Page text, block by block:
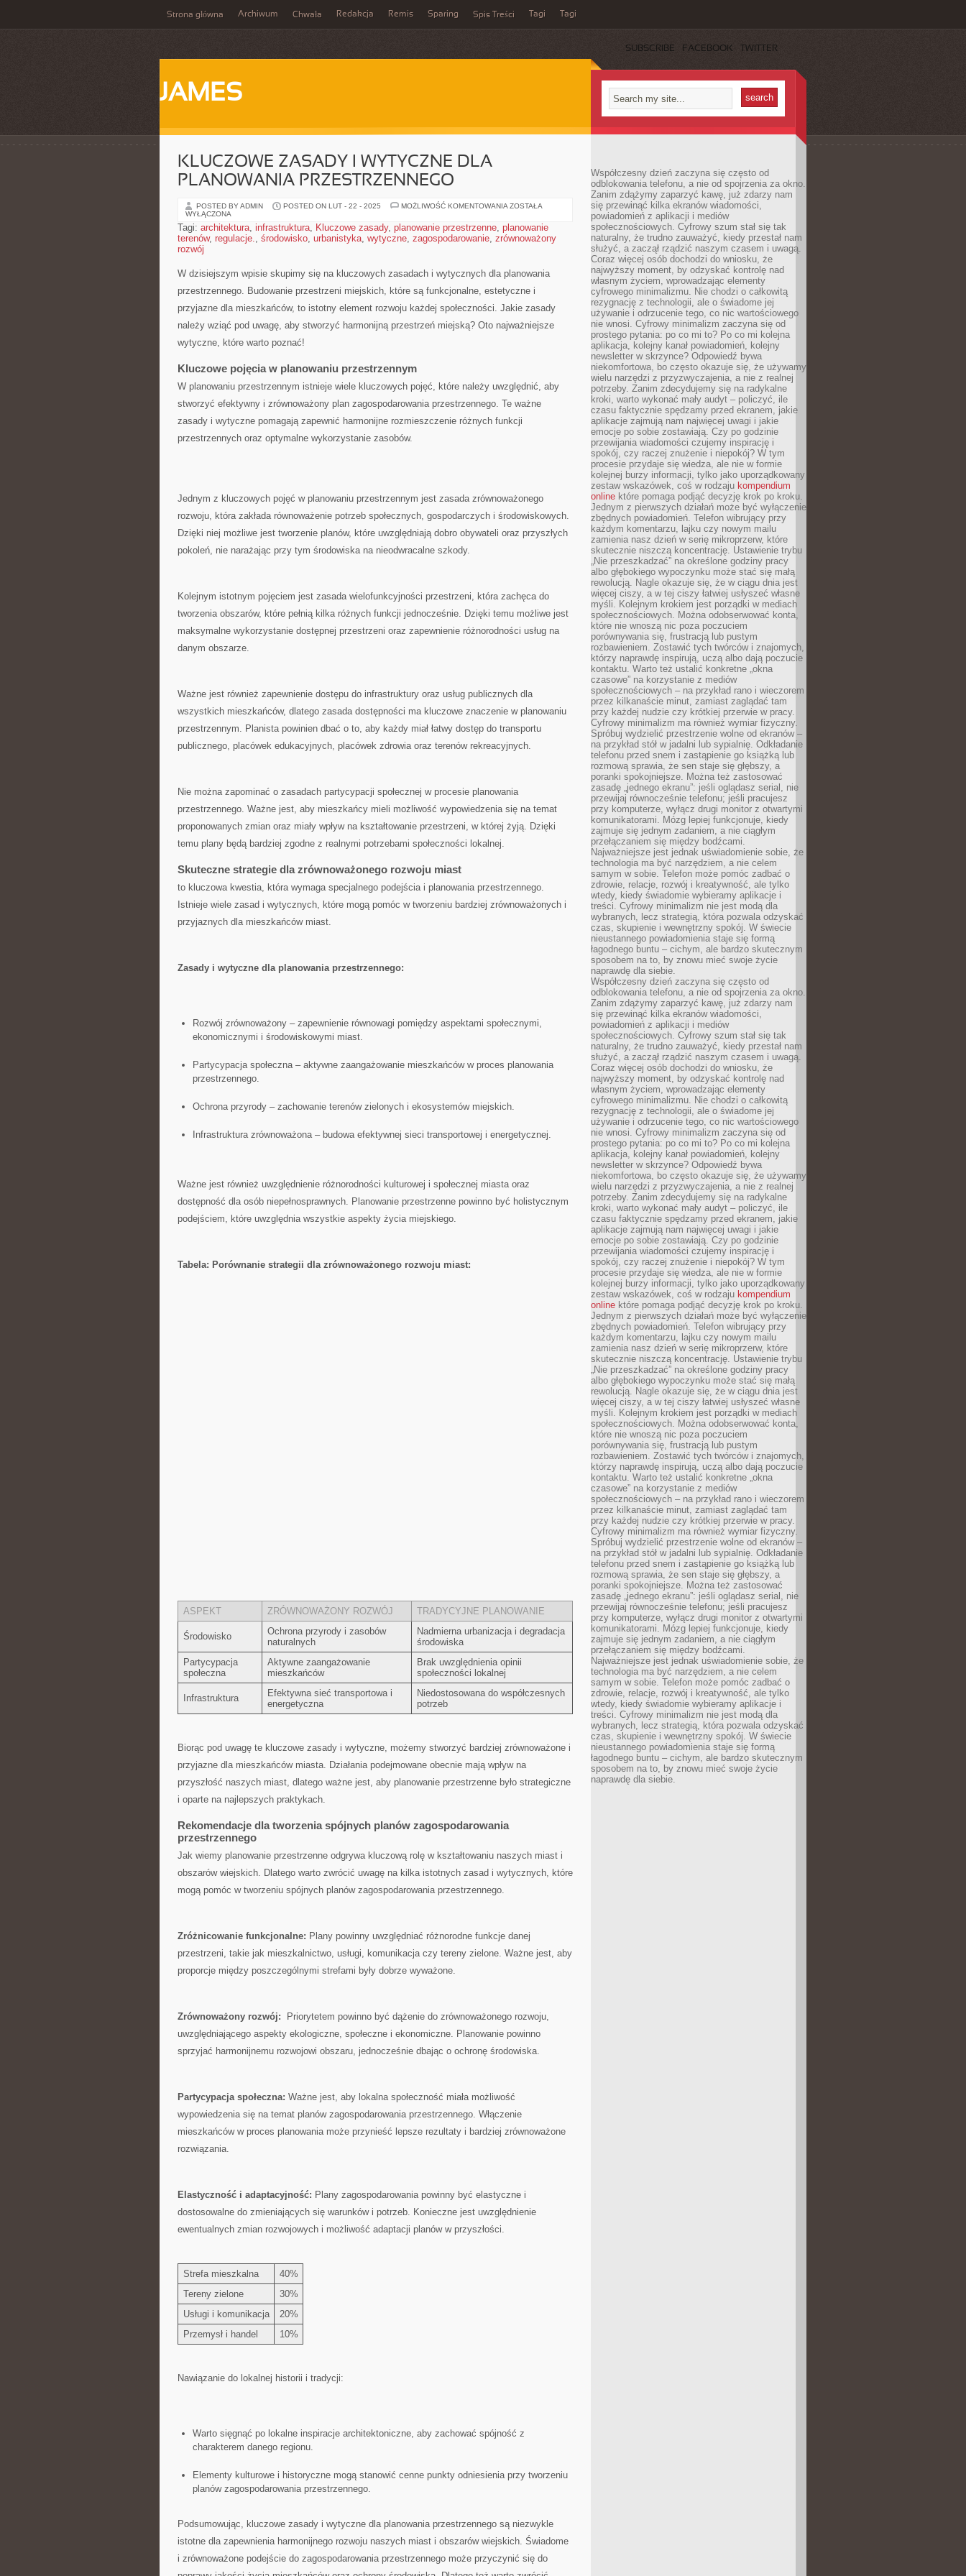
Strona główna Archiwum Chwała Redakcja Remis Sparing Spis Treści Tagi Tagi
SUBSCRIBE FACEBOOK TWITTER
JAMES
KLUCZOWE ZASADY I WYTYCZNE DLA
PLANOWANIA PRZESTRZENNEGO
POSTED BY ADMIN POSTED ON LUT - 22 - 2025 MOŻLIWOŚĆ KOMENTOWANIA KLUCZOWE
WYTYCZNE
DLA
PLANOWANIA
ZOSTAŁA
WYŁĄCZONA
Tagi: architektura, infrastruktura, Kluczowe zasady, planowanie przestrzenne, planowanie
terenów, regulacje., środowisko, urbanistyka, wytyczne, zagospodarowanie, zrównoważony
rozwój
W dzisiejszym wpisie skupimy się na kluczowych zasadach i wytycznych dla planowania
przestrzennego. Budowanie przestrzeni‌ miejskich, które ⁤są⁣ funkcjonalne, estetyczne i
przyjazne dla mieszkańców, to istotny element rozwoju każdej społeczności. Jakie zasady⁤
należy wziąć pod uwagę,‍ aby‌ stworzyć harmonijną przestrzeń miejską? Oto ⁢najważniejsze
wytyczne, które warto ⁤poznać!
Kluczowe pojęcia w ​planowaniu przestrzennym
W planowaniu przestrzennym istnieje wiele kluczowych pojęć, które należy uwzględnić, aby
stworzyć efektywny i zrównoważony plan zagospodarowania przestrzennego. Te ⁤ważne‌
zasady ⁤i wytyczne pomagają ​zapewnić harmonijne ‌rozmieszczenie różnych‍ funkcji
przestrzennych oraz ⁣optymalne wykorzystanie zasobów.
Jednym z kluczowych pojęć w planowaniu przestrzennym jest zasada zrównoważonego‌
rozwoju, ‌która ‍zakłada równoważenie potrzeb społecznych, gospodarczych i środowiskowych.
Dzięki niej⁢ możliwe jest tworzenie planów, które uwzględniają‍ dobro obywateli oraz przyszłych
pokoleń, nie⁣ narażając przy⁢ tym środowiska ⁤na nieodwracalne szkody.
Kolejnym ‌istotnym pojęciem jest‍ zasada wielofunkcyjności przestrzeni, ⁤która zachęca do
tworzenia ‍obszarów, które ​pełnią kilka różnych funkcji ⁣jednocześnie.‍ Dzięki‍ temu możliwe jest
maksymalne wykorzystanie ‌dostępnej przestrzeni oraz⁢ zapewnienie różnorodności ⁢usług na
‍danym obszarze.
Ważne⁤ jest również zapewnienie dostępu do infrastruktury ‌oraz ​usług ‌publicznych dla
wszystkich mieszkańców, dlatego zasada dostępności‌ ma kluczowe znaczenie w planowaniu
przestrzennym. Planista powinien dbać o ⁤to, aby ‍każdy miał łatwy dostęp do transportu⁣
publicznego,⁤ placówek edukacyjnych, placówek zdrowia oraz​ terenów​ rekreacyjnych.
Nie można zapominać o zasadach partycypacji społecznej w procesie planowania
przestrzennego. Ważne jest, ‌aby mieszkańcy mieli możliwość‍ wypowiedzenia się na temat
proponowanych⁣ zmian oraz⁤ miały ​wpływ na kształtowanie ⁣przestrzeni, w której żyją. Dzięki
temu plany ​będą‌ bardziej​ zgodne z realnymi ⁤potrzebami społeczności lokalnej.
Skuteczne strategie dla zrównoważonego ⁤rozwoju miast
to kluczowa kwestia, która wymaga​ specjalnego podejścia i planowania⁣ przestrzennego.
Istnieje wiele zasad ​i wytycznych, które ⁣mogą ⁣pomóc ⁣w‍ tworzeniu bardziej zrównoważonych i
przyjaznych dla mieszkańców miast.
Zasady i wytyczne dla planowania⁢ przestrzennego:
Rozwój zrównoważony – zapewnienie równowagi pomiędzy aspektami ‌społecznymi,
ekonomicznymi i środowiskowymi⁣ miast.
Partycypacja społeczna⁣ – ⁤aktywne zaangażowanie mieszkańców⁤ w proces planowania
przestrzennego.
Ochrona przyrody – zachowanie terenów zielonych i ‍ekosystemów miejskich.
Infrastruktura ​zrównoważona – budowa efektywnej ⁤sieci transportowej i ⁣energetycznej.
Ważne jest również ​uwzględnienie różnorodności kulturowej i ‍społecznej miasta oraz
dostępność dla osób niepełnosprawnych. Planowanie przestrzenne powinno być holistycznym
podejściem, które uwzględnia wszystkie⁢ aspekty życia miejskiego.
Tabela: Porównanie strategii dla ​zrównoważonego rozwoju miast:
ASPEKT ZRÓWNOWAŻONY ROZWÓJ TRADYCYJNE PLANOWANIE
Środowisko
Ochrona przyrody ⁣i⁣ zasobów
naturalnych
Nadmierna urbanizacja i degradacja
środowiska
Partycypacja
społeczna
Aktywne zaangażowanie
mieszkańców
Brak‌ uwzględnienia opinii ​
społeczności lokalnej
Infrastruktura
Efektywna sieć transportowa i
energetyczna
Niedostosowana do ⁤współczesnych
potrzeb
Biorąc ‍pod ​uwagę te kluczowe zasady i‍ wytyczne, możemy stworzyć ‌bardziej zrównoważone i
przyjazne dla mieszkańców miasta. Działania podejmowane ⁣obecnie ​mają wpływ na
przyszłość naszych miast, dlatego ⁢ważne jest, aby‌ planowanie przestrzenne ⁣było ⁤strategiczne
i oparte na najlepszych praktykach.
Rekomendacje dla tworzenia spójnych planów zagospodarowania
przestrzennego
Jak‌ wiemy⁢ planowanie‌ przestrzenne odgrywa kluczową rolę⁣ w kształtowaniu naszych miast i
obszarów⁤ wiejskich. ⁣Dlatego warto zwrócić ‍uwagę na kilka istotnych zasad i‍ wytycznych, które
mogą pomóc w tworzeniu spójnych⁣ planów zagospodarowania ⁣przestrzennego.
Zróżnicowanie funkcjonalne: Plany powinny‌ uwzględniać różnorodne funkcje danej
przestrzeni, takie​ jak mieszkalnictwo, usługi, komunikacja czy tereny zielone. Ważne ⁣jest, aby
proporcje między​ poszczególnymi strefami były‌ dobrze wyważone.
Zrównoważony rozwój: ⁣ Priorytetem powinno być⁤ dążenie ‍do zrównoważonego rozwoju,
⁤uwzględniającego aspekty ekologiczne, społeczne i ekonomiczne. Planowanie⁤ powinno
‍sprzyjać harmonijnemu rozwojowi obszaru, jednocześnie dbając o ochronę środowiska.
Partycypacja ⁤społeczna: Ważne ‍jest, aby lokalna społeczność ⁤miała⁤ możliwość
wypowiedzenia się na‌ temat planów zagospodarowania przestrzennego. ⁤Włączenie
‌mieszkańców w proces planowania ⁤może⁣ przynieść lepsze rezultaty i bardziej‍ zrównoważone⁤
rozwiązania.
Elastyczność i adaptacyjność: Plany zagospodarowania powinny ​być elastyczne i
dostosowalne do zmieniających się warunków i potrzeb. Konieczne jest uwzględnienie
ewentualnych zmian rozwojowych i możliwość adaptacji planów⁢ w przyszłości.
Strefa mieszkalna
40%
Tereny zielone
30%
Usługi i ‍komunikacja
20%
Przemysł i handel
10%
Nawiązanie do⁤ lokalnej historii ⁢i tradycji:
Warto sięgnąć po lokalne inspiracje‍ architektoniczne, aby zachować ⁤spójność z​
charakterem ‍danego regionu.
Elementy kulturowe i historyczne mogą stanowić cenne​ punkty ​odniesienia przy tworzeniu
planów⁣ zagospodarowania przestrzennego.
Podsumowując, kluczowe zasady⁣ i wytyczne dla planowania przestrzennego są niezwykle
⁤istotne dla zapewnienia harmonijnego rozwoju naszych miast i obszarów wiejskich. Świadome
i zrównoważone podejście do zagospodarowania przestrzennego może ‌przyczynić się do
Współczesny dzień zaczyna się często od
odblokowania telefonu, a nie od spojrzenia za okno.
Zanim zdążymy zaparzyć kawę, już zdarzy nam
się przewinąć kilka ekranów wiadomości,
powiadomień z aplikacji i mediów
społecznościowych. Cyfrowy szum stał się tak
naturalny, że trudno zauważyć, kiedy przestał nam
służyć, a zaczął rządzić naszym czasem i uwagą.
Coraz więcej osób dochodzi do wniosku, że
najwyższy moment, by odzyskać kontrolę nad
własnym życiem, wprowadzając elementy
cyfrowego minimalizmu. Nie chodzi o całkowitą
rezygnację z technologii, ale o świadome jej
używanie i odrzucenie tego, co nic wartościowego
nie wnosi. Cyfrowy minimalizm zaczyna się od
prostego pytania: po co mi to? Po co mi kolejna
aplikacja, kolejny kanał powiadomień, kolejny
newsletter w skrzynce? Odpowiedź bywa
niekomfortowa, bo często okazuje się, że używamy
wielu narzędzi z przyzwyczajenia, a nie z realnej
potrzeby. Zanim zdecydujemy się na radykalne
kroki, warto wykonać mały audyt – policzyć, ile
czasu faktycznie spędzamy przed ekranem, jakie
aplikacje zajmują nam najwięcej uwagi i jakie
emocje po sobie zostawiają. Czy po godzinie
przewijania wiadomości czujemy inspirację i
spokój, czy raczej znużenie i niepokój? W tym
procesie przydaje się wiedza, ale nie w formie
kolejnej burzy informacji, tylko jako uporządkowany
zestaw wskazówek, coś w rodzaju kompendium
online które pomaga podjąć decyzję krok po kroku.
Jednym z pierwszych działań może być wyłączenie
zbędnych powiadomień. Telefon wibrujący przy
każdym komentarzu, lajku czy nowym mailu
zamienia nasz dzień w serię mikroprzerw, które
skutecznie niszczą koncentrację. Ustawienie trybu
„Nie przeszkadzać” na określone godziny pracy
albo głębokiego wypoczynku może stać się małą
rewolucją. Nagle okazuje się, że w ciągu dnia jest
więcej ciszy, a w tej ciszy łatwiej usłyszeć własne
myśli. Kolejnym krokiem jest porządki w mediach
społecznościowych. Można odobserwować konta,
które nie wnoszą nic poza poczuciem
porównywania się, frustracją lub pustym
rozbawieniem. Zostawić tych twórców i znajomych,
którzy naprawdę inspirują, uczą albo dają poczucie
kontaktu. Warto też ustalić konkretne „okna
czasowe” na korzystanie z mediów
społecznościowych – na przykład rano i wieczorem
przez kilkanaście minut, zamiast zaglądać tam
przy każdej nudzie czy krótkiej przerwie w pracy.
Cyfrowy minimalizm ma również wymiar fizyczny.
Spróbuj wydzielić przestrzenie wolne od ekranów –
na przykład stół w jadalni lub sypialnię. Odkładanie
telefonu przed snem i zastąpienie go książką lub
rozmową sprawia, że sen staje się głębszy, a
poranki spokojniejsze. Można też zastosować
zasadę „jednego ekranu”: jeśli oglądasz serial, nie
przewijaj równocześnie telefonu; jeśli pracujesz
przy komputerze, wyłącz drugi monitor z otwartymi
komunikatorami. Mózg lepiej funkcjonuje, kiedy
zajmuje się jednym zadaniem, a nie ciągłym
przełączaniem się między bodźcami.
Najważniejsze jest jednak uświadomienie sobie, że
technologia ma być narzędziem, a nie celem
samym w sobie. Telefon może pomóc zadbać o
zdrowie, relacje, rozwój i kreatywność, ale tylko
wtedy, kiedy świadomie wybieramy aplikacje i
treści. Cyfrowy minimalizm nie jest modą dla
wybranych, lecz strategią, która pozwala odzyskać
czas, skupienie i wewnętrzny spokój. W świecie
nieustannego powiadomienia staje się formą
łagodnego buntu – cichym, ale bardzo skutecznym
sposobem na to, by znowu mieć swoje życie
naprawdę dla siebie.
Współczesny dzień zaczyna się często od
odblokowania telefonu, a nie od spojrzenia za okno.
Zanim zdążymy zaparzyć kawę, już zdarzy nam
się przewinąć kilka ekranów wiadomości,
powiadomień z aplikacji i mediów
społecznościowych. Cyfrowy szum stał się tak
naturalny, że trudno zauważyć, kiedy przestał nam
służyć, a zaczął rządzić naszym czasem i uwagą.
Coraz więcej osób dochodzi do wniosku, że
najwyższy moment, by odzyskać kontrolę nad
własnym życiem, wprowadzając elementy
cyfrowego minimalizmu. Nie chodzi o całkowitą
rezygnację z technologii, ale o świadome jej
używanie i odrzucenie tego, co nic wartościowego
nie wnosi. Cyfrowy minimalizm zaczyna się od
prostego pytania: po co mi to? Po co mi kolejna
aplikacja, kolejny kanał powiadomień, kolejny
newsletter w skrzynce? Odpowiedź bywa
niekomfortowa, bo często okazuje się, że używamy
wielu narzędzi z przyzwyczajenia, a nie z realnej
potrzeby. Zanim zdecydujemy się na radykalne
kroki, warto wykonać mały audyt – policzyć, ile
czasu faktycznie spędzamy przed ekranem, jakie
aplikacje zajmują nam najwięcej uwagi i jakie
emocje po sobie zostawiają. Czy po godzinie
przewijania wiadomości czujemy inspirację i
spokój, czy raczej znużenie i niepokój? W tym
procesie przydaje się wiedza, ale nie w formie
kolejnej burzy informacji, tylko jako uporządkowany
zestaw wskazówek, coś w rodzaju kompendium
online które pomaga podjąć decyzję krok po kroku.
Jednym z pierwszych działań może być wyłączenie
zbędnych powiadomień. Telefon wibrujący przy
każdym komentarzu, lajku czy nowym mailu
zamienia nasz dzień w serię mikroprzerw, które
skutecznie niszczą koncentrację. Ustawienie trybu
„Nie przeszkadzać” na określone godziny pracy
albo głębokiego wypoczynku może stać się małą
rewolucją. Nagle okazuje się, że w ciągu dnia jest
więcej ciszy, a w tej ciszy łatwiej usłyszeć własne
myśli. Kolejnym krokiem jest porządki w mediach
społecznościowych. Można odobserwować konta,
które nie wnoszą nic poza poczuciem
porównywania się, frustracją lub pustym
rozbawieniem. Zostawić tych twórców i znajomych,
którzy naprawdę inspirują, uczą albo dają poczucie
kontaktu. Warto też ustalić konkretne „okna
czasowe” na korzystanie z mediów
społecznościowych – na przykład rano i wieczorem
przez kilkanaście minut, zamiast zaglądać tam
przy każdej nudzie czy krótkiej przerwie w pracy.
Cyfrowy minimalizm ma również wymiar fizyczny.
Spróbuj wydzielić przestrzenie wolne od ekranów –
na przykład stół w jadalni lub sypialnię. Odkładanie
telefonu przed snem i zastąpienie go książką lub
rozmową sprawia, że sen staje się głębszy, a
poranki spokojniejsze. Można też zastosować
zasadę „jednego ekranu”: jeśli oglądasz serial, nie
przewijaj równocześnie telefonu; jeśli pracujesz
przy komputerze, wyłącz drugi monitor z otwartymi
komunikatorami. Mózg lepiej funkcjonuje, kiedy
zajmuje się jednym zadaniem, a nie ciągłym
przełączaniem się między bodźcami.
Najważniejsze jest jednak uświadomienie sobie, że
technologia ma być narzędziem, a nie celem
samym w sobie. Telefon może pomóc zadbać o
zdrowie, relacje, rozwój i kreatywność, ale tylko
wtedy, kiedy świadomie wybieramy aplikacje i
treści. Cyfrowy minimalizm nie jest modą dla
wybranych, lecz strategią, która pozwala odzyskać
czas, skupienie i wewnętrzny spokój. W świecie
nieustannego powiadomienia staje się formą
łagodnego buntu – cichym, ale bardzo skutecznym
sposobem na to, by znowu mieć swoje życie
naprawdę dla siebie.